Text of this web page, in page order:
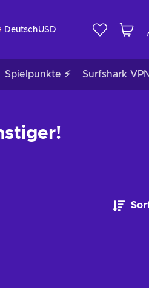
DeutschUSD
Spielpunkte ⚡ Surfshark VPN